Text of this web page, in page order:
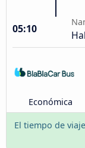
05:10
Económica
El tiempo de